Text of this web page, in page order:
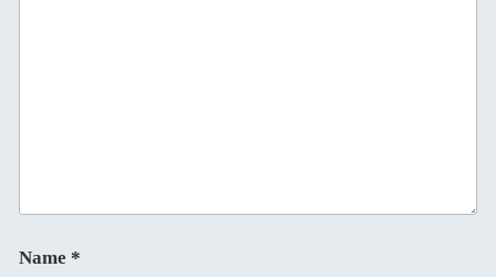
Name *